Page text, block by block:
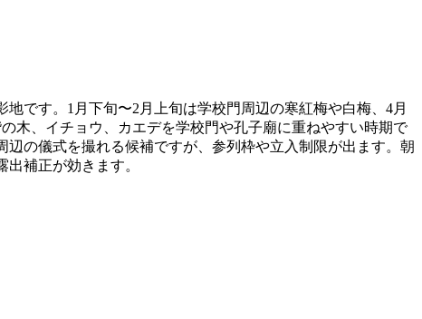
です。1月下旬〜2月上旬は学校門周辺の寒紅梅や白梅、4月
木、イチョウ、カエデを学校門や孔子廟に重ねやすい時期で
の儀式を撮れる候補ですが、参列枠や立入制限が出ます。朝
補正が効きます。